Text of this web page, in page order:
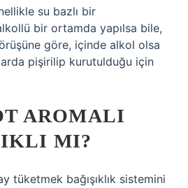
su bazlı bir
bir ortamda yapılsa bile,
göre, içinde alkol olsa
pişirilip kurutulduğu için
AROMALI
MI?
tüketmek bağışıklık sistemini